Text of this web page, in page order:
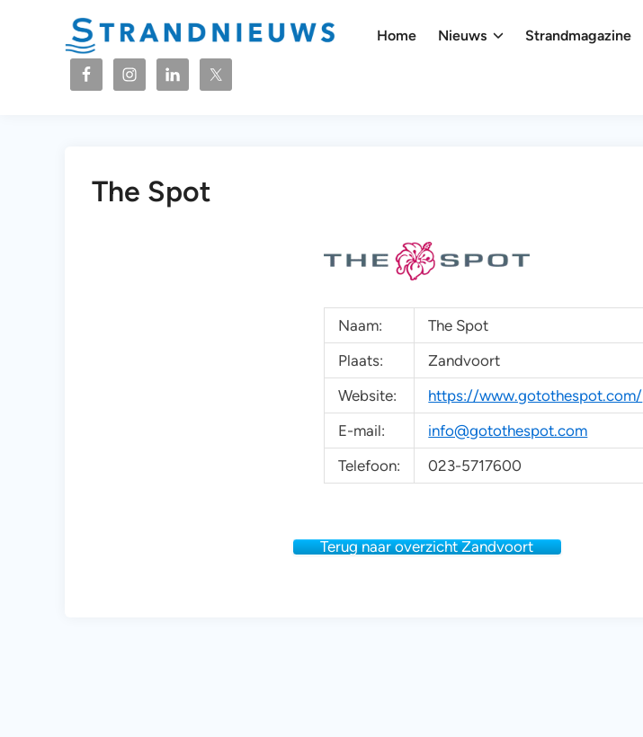
Home Nieuws Strandmagazine
The Spot
Naam:
The Spot
Plaats:
Zandvoort
Website:
https://www.gotothespot.com/
E-mail:
info@gotothespot.com
Telefoon:
023-5717600
Terug naar overzicht Zandvoort